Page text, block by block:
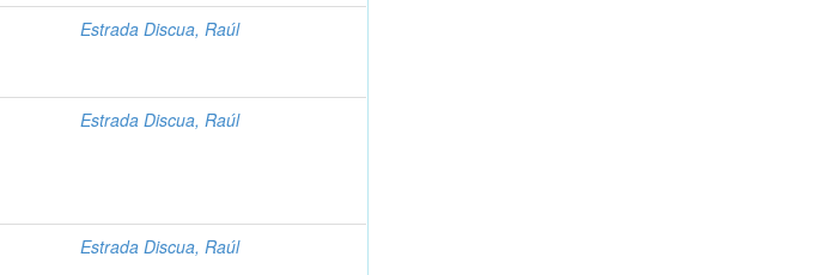
Estrada Discua, Raúl
Estrada Discua, Raúl
Estrada Discua, Raúl